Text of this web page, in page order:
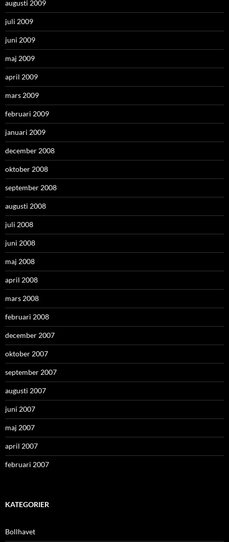
augusti 2009
juli 2009
juni 2009
maj 2009
april 2009
mars 2009
februari 2009
januari 2009
december 2008
oktober 2008
september 2008
augusti 2008
juli 2008
juni 2008
maj 2008
april 2008
mars 2008
februari 2008
december 2007
oktober 2007
september 2007
augusti 2007
juni 2007
maj 2007
april 2007
februari 2007
KATEGORIER
Bollhavet